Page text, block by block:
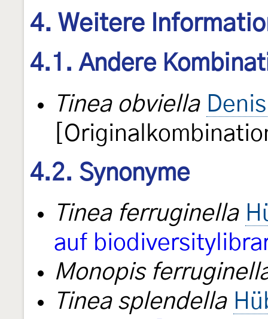
4. Weitere
4.1. Andere
Tinea obviella
4.2. Synonyme
Tinea ferruginella
auf
Monopis
Tinea splendella